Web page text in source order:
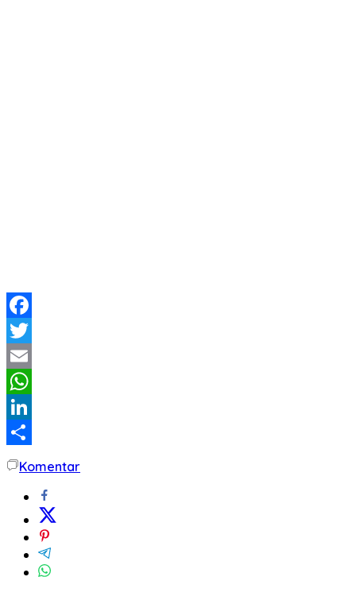
Facebook
Twitter
Email
WhatsApp
LinkedIn
ShareKomentar